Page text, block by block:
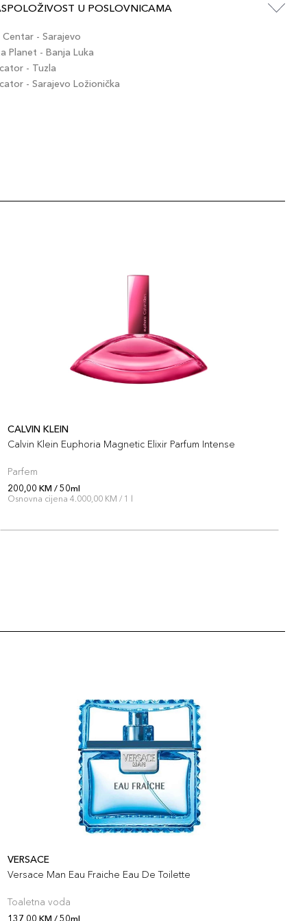
U POSLOVNICAMA
Centar - Sarajevo
Planet - Banja Luka
- Tuzla
- Sarajevo Ložionička
CALVIN KLEIN
Calvin Klein Euphoria Magnetic Elixir Parfum Intense
Parfem
200,00 KM / 50ml
Osnovna cijena 4.000,00 KM / 1 l
VERSACE
Versace Man Eau Fraiche Eau De Toilette
Toaletna voda
137,00 KM / 50ml